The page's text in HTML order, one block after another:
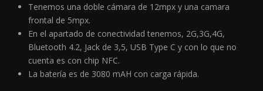
Tenemos una doble cámara de 12mpx y una camara
frontal de 5mpx.
En el apartado de conectividad tenemos, 2G,3G,4G,
Bluetooth 4.2, Jack de 3,5, USB Type C y con lo que no
cuenta es con chip NFC.
La batería es de 3080 mAH con carga rápida.